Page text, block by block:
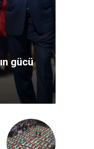
gücü